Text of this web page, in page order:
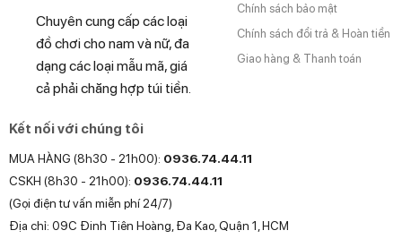
Chuyên cung cấp các loại
đồ chơi cho nam và nữ, đa
dạng các loại mẫu mã, giá
cả phải chăng hợp túi tiền.
Chính sách bảo mật
Chính sách đổi trả & Hoàn tiền
Giao hàng & Thanh toán
Kết nối với chúng tôi
MUA HÀNG (8h30 - 21h00): 0936.74.44.11
CSKH (8h30 - 21h00): 0936.74.44.11
(Gọi điện tư vấn miễn phí 24/7)
Địa chỉ: 09C Đinh Tiên Hoàng, Đa Kao, Quận 1, HCM